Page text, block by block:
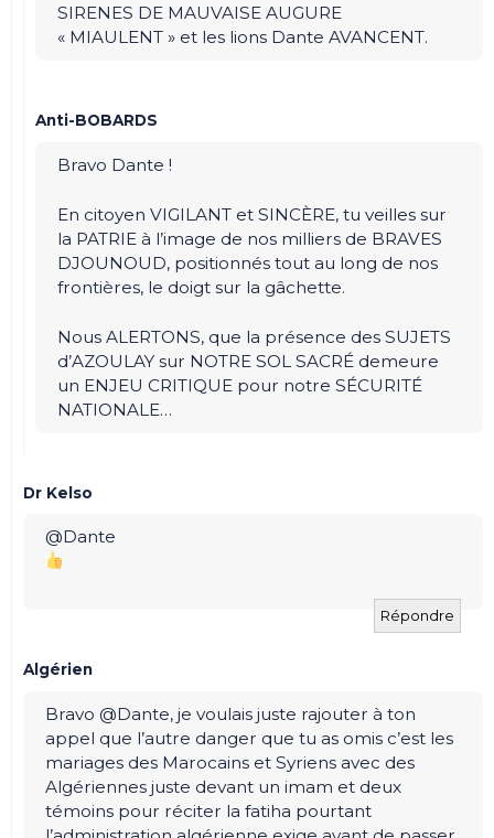
SIRENES DE MAUVAISE AUGURE
« MIAULENT » et les lions Dante AVANCENT.
Anti-BOBARDS
Bravo Dante !
En citoyen VIGILANT et SINCÈRE, tu veilles sur
la PATRIE à l’image de nos milliers de BRAVES
DJOUNOUD, positionnés tout au long de nos
frontières, le doigt sur la gâchette.
Nous ALERTONS, que la présence des SUJETS
d’AZOULAY sur NOTRE SOL SACRÉ demeure
un ENJEU CRITIQUE pour notre SÉCURITÉ
NATIONALE…
Dr Kelso
@Dante
Répondre
Algérien
Bravo @Dante, je voulais juste rajouter à ton
appel que l’autre danger que tu as omis c’est les
mariages des Marocains et Syriens avec des
Algériennes juste devant un imam et deux
témoins pour réciter la fatiha pourtant